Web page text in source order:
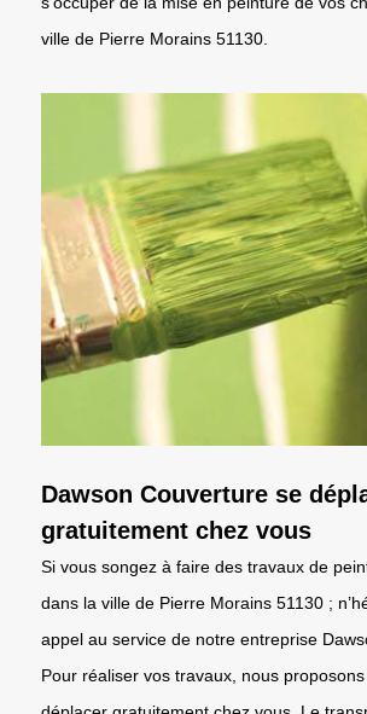
ville de Pierre Morains 51130.
Dawson Couverture se
gratuitement chez vous
Si vous songez à faire des travaux de
dans la ville de Pierre Morains 51130 ;
appel au service de notre entreprise
Pour réaliser vos travaux, nous